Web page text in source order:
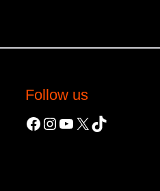
Follow us
Facebook
Instagram
YouTube
X TikTok